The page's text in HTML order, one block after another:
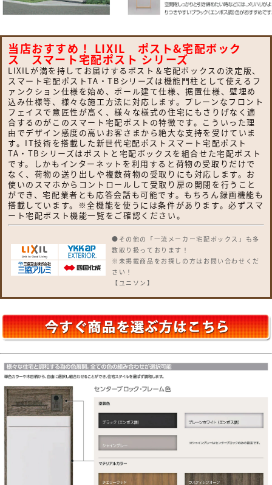
当店おすすめ！ LIXIL ポスト&宅配ボック
ス スマート宅配ポスト シリーズ
LIXILが満を持してお届けするポスト＆宅配ボックスの決定版、
スマート宅配ポストTA・TBシリーズは機能門柱として使えるフ
ァンクション仕様を始め、ポール建て仕様、据置仕様、壁埋め
込み仕様等、様々な施工方法に対応します。プレーンなフロント
フェイスで意匠性が高く、様々な様式の住宅にもさりげなく適
合するのがこのスマート宅配ポストの特徴です。こういった理
由でデザイン感度の高いお客さまから絶大な支持を受けていま
す。IT技術を搭載した新世代宅配ポストスマート宅配ポスト
TA・TBシリーズはポストと宅配ボックスを組合せた宅配ポスト
です。しかもインターネットを利用すると荷物の受取りだけで
なく、荷物の送り出しや複数荷物の受取りにも対応します。お
使いのスマホからコントロールして受取り扉の開閉を行うこと
ができ、宅配業者とも応答会話も可能です。もちろん録画機能も
搭載しています。※全機能を使うには条件があります。必ずスマ
ート宅配ポスト機能一覧をご確認ください。
●その他の「一流メーカー宅配ボックス」も多
数取り扱っております！
※未掲載商品をお探しの方はお問い合わせくだ
さい！
【ユニソン】
【LIXIL リクシル】
宅配ボックスKT・宅配ボックスKL・スマート
宅配ポストTA型・スマート宅配ポストTB型
型・ルシアス 宅配ポスト1型・ルシアス 宅配
ポスト2型・シンプレオシリーズ ポスティモ 宅
配ボックス1型
フレムス Light S型・フレムス
【オンリーワン クラブ】
デポ・コロン・ヴェリータエボルタ ネロ・ガ
レット・マカロン・フォルン・エンティガ・キ
ャス・ヴェリータ NX・ポスト＆宅配ボックス
タッフ・スタッフ